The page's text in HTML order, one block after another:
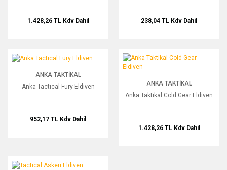
1.428,26 TL Kdv Dahil 238,04 TL Kdv Dahil
Anka Tactical Fury Eldiven
ANKA TAKTIKAL
Anka Tactical Fury Eldiven
952,17 TL Kdv Dahil
Anka Taktikal Cold Gear Eldiven
ANKA TAKTIKAL
Anka Taktikal Cold Gear Eldiven
1.428,26 TL Kdv Dahil
Tactical Askeri Eldiven